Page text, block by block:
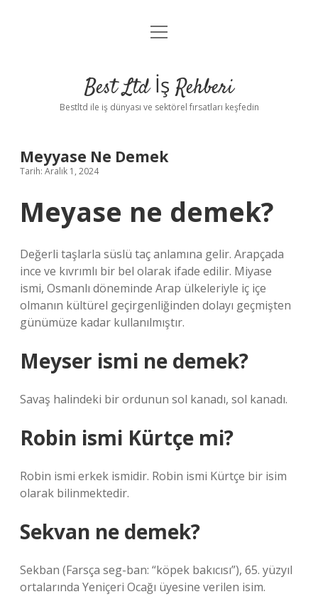
Anasayfa
Yasal Uyarı
menüyü
Best Ltd İş Rehberi
Bestltd ile iş dünyası ve sektörel fırsatları keşfedin
Meyyase Ne Demek
Tarih: Aralık 1, 2024
Meyase ne demek?
Değerli taşlarla süslü taç anlamına gelir. Arapçada
ince ve kıvrımlı bir bel olarak ifade edilir. Miyase
ismi, Osmanlı döneminde Arap ülkeleriyle iç içe
olmanın kültürel geçirgenliğinden dolayı geçmişten
günümüze kadar kullanılmıştır.
Meyser ismi ne demek?
Savaş halindeki bir ordunun sol kanadı, sol kanadı.
Robin ismi Kürtçe mi?
Robin ismi erkek ismidir. Robin ismi Kürtçe bir isim
olarak bilinmektedir.
Sekvan ne demek?
Sekban (Farsça seg-ban: “köpek bakıcısı”), 65. yüzyıl
ortalarında Yeniçeri Ocağı üyesine verilen isim.